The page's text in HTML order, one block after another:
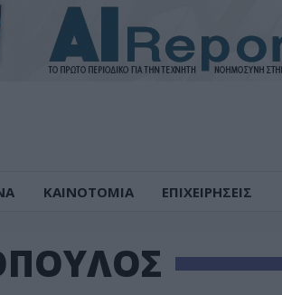
ΚΑΙΝΟΤΟΜΙΑ ΕΠΙΧΕΙΡΗΣΕΙΣ